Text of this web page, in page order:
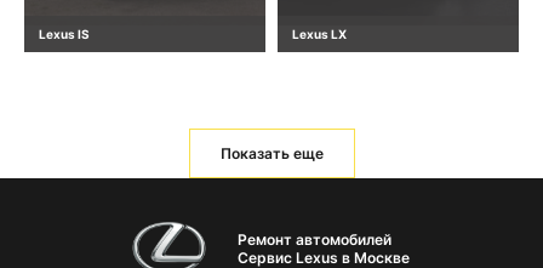
Lexus IS Lexus LX
Показать еще
Ремонт автомобилей
Сервис Lexus в Москве